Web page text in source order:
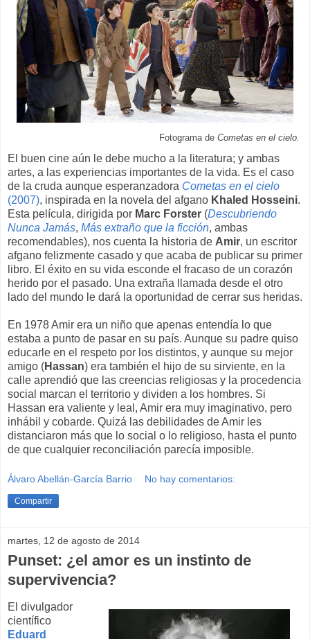
Fotograma de Cometas en el cielo.
El buen cine aún le debe mucho a la literatura; y ambas
artes, a las experiencias importantes de la vida. Es el caso
de la cruda aunque esperanzadora Cometas en el cielo
(2007), inspirada en la novela del afgano Khaled Hosseini.
Esta película, dirigida por Marc Forster (Descubriendo
Nunca Jamás, Más extraño que la ficción, ambas
recomendables), nos cuenta la historia de Amir, un escritor
afgano felizmente casado y que acaba de publicar su primer
libro. El éxito en su vida esconde el fracaso de un corazón
herido por el pasado. Una extraña llamada desde el otro
lado del mundo le dará la oportunidad de cerrar sus heridas.
En 1978 Amir era un niño que apenas entendía lo que
estaba a punto de pasar en su país. Aunque su padre quiso
educarle en el respeto por los distintos, y aunque su mejor
amigo (Hassan) era también el hijo de su sirviente, en la
calle aprendió que las creencias religiosas y la procedencia
social marcan el territorio y dividen a los hombres. Si
Hassan era valiente y leal, Amir era muy imaginativo, pero
inhábil y cobarde. Quizá las debilidades de Amir les
distanciaron más que lo social o lo religioso, hasta el punto
de que cualquier reconciliación parecía imposible.
Álvaro Abellán-García Barrio No hay comentarios:
Compartir
martes, 12 de agosto de 2014
Punset: ¿el amor es un instinto de
supervivencia?
El divulgador
científico
Eduard